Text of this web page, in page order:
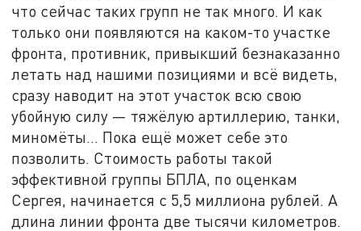
что сейчас таких групп не так много. И как
только они появляются на каком-то участке
фронта, противник, привыкший безнаказанно
летать над нашими позициями и всё видеть,
сразу наводит на этот участок всю свою
убойную силу — тяжёлую артиллерию, танки,
миномёты... Пока ещё может себе это
позволить. Стоимость работы такой
эффективной группы БПЛА, по оценкам
Сергея, начинается с 5,5 миллиона рублей. А
длина линии фронта две тысячи километров.